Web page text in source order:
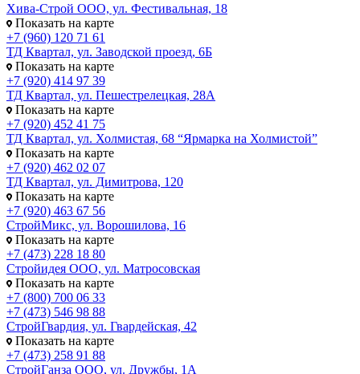
Хива-Строй ООО, ул. Фестивальная, 18
Показать на карте
+7 (960) 120 71 61
ТД Квартал, ул. Заводской проезд, 6Б
Показать на карте
+7 (920) 414 97 39
ТД Квартал, ул. Пешестрелецкая, 28А
Показать на карте
+7 (920) 452 41 75
ТД Квартал, ул. Холмистая, 68 “Ярмарка на Холмистой”
Показать на карте
+7 (920) 462 02 07
ТД Квартал, ул. Димитрова, 120
Показать на карте
+7 (920) 463 67 56
СтройМикс, ул. Ворошилова, 16
Показать на карте
+7 (473) 228 18 80
Стройидея ООО, ул. Матросовская
Показать на карте
+7 (800) 700 06 33
+7 (473) 546 98 88
СтройГвардия, ул. Гвардейская, 42
Показать на карте
+7 (473) 258 91 88
СтройГанза ООО, ул. Дружбы, 1А